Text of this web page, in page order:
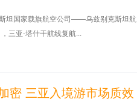
坦国家载旗航空公司——乌兹别克斯坦航
三亚-塔什干航线复航...
密 三亚入境游市场质效